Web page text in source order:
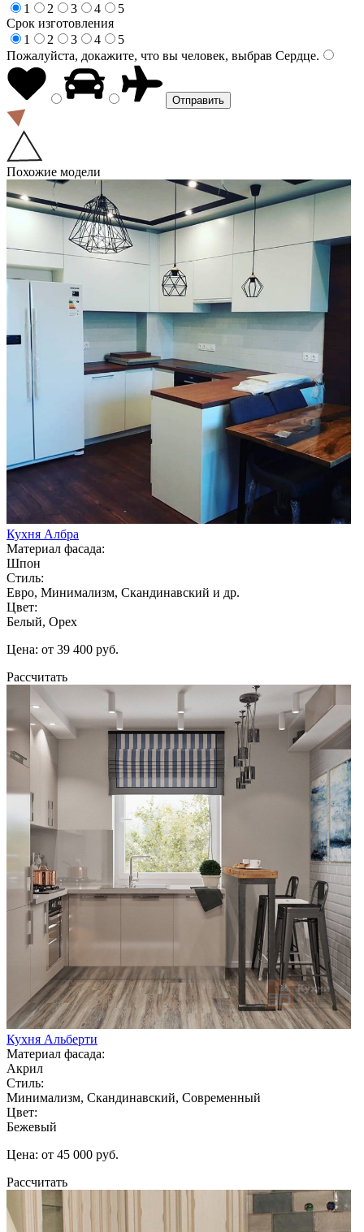
1
2 3 4
5
Срок изготовления
1
2 3 4
5
Пожалуйста, докажите, что вы человек, выбрав Сердце.
Похожие модели
Кухня Албра
Материал фасада:
Шпон
Стиль:
Евро, Минимализм, Скандинавский и др.
Цвет:
Белый, Орех
Цена: от 39 400 руб.
Рассчитать
Кухня Альберти
Материал фасада:
Акрил
Стиль:
Минимализм, Скандинавский, Современный
Цвет:
Бежевый
Цена: от 45 000 руб.
Рассчитать